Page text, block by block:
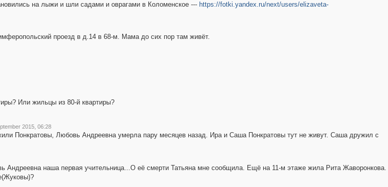
на лыжи и шли садами и оврагами в Коломенское --- https://fotki.yandex.ru/next/users/elizaveta-
проезд в д.14 в 68-м. Мама до сих пор там живёт.
Или жильцы из 80-й квартиры?
2015, 06:28
Понкратовы, Любовь Андреевна умерла пару месяцев назад. Ира и Саша Понкратовы тут не живут. Саша дружил с
Андреевна наша первая учительница...О её смерти Татьяна мне сообщила. Ещё на 11-м этаже жила Рита Жаворонкова.